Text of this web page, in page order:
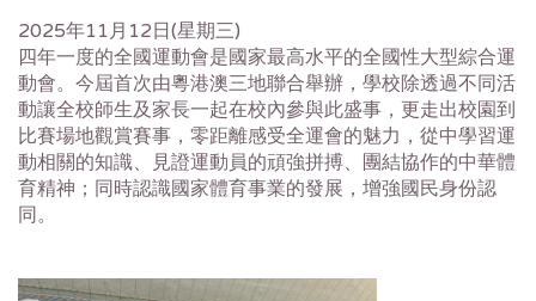
2025年11月12日(星期三)
四年一度的全國運動會是國家最高水平的全國性大型綜合運
動會。今屆首次由粵港澳三地聯合舉辦，學校除透過不同活
動讓全校師生及家長一起在校內參與此盛事，更走出校園到
比賽場地觀賞賽事，零距離感受全運會的魅力，從中學習運
動相關的知識、見證運動員的頑強拼搏、團結協作的中華體
育精神；同時認識國家體育事業的發展，增強國民身份認
同。